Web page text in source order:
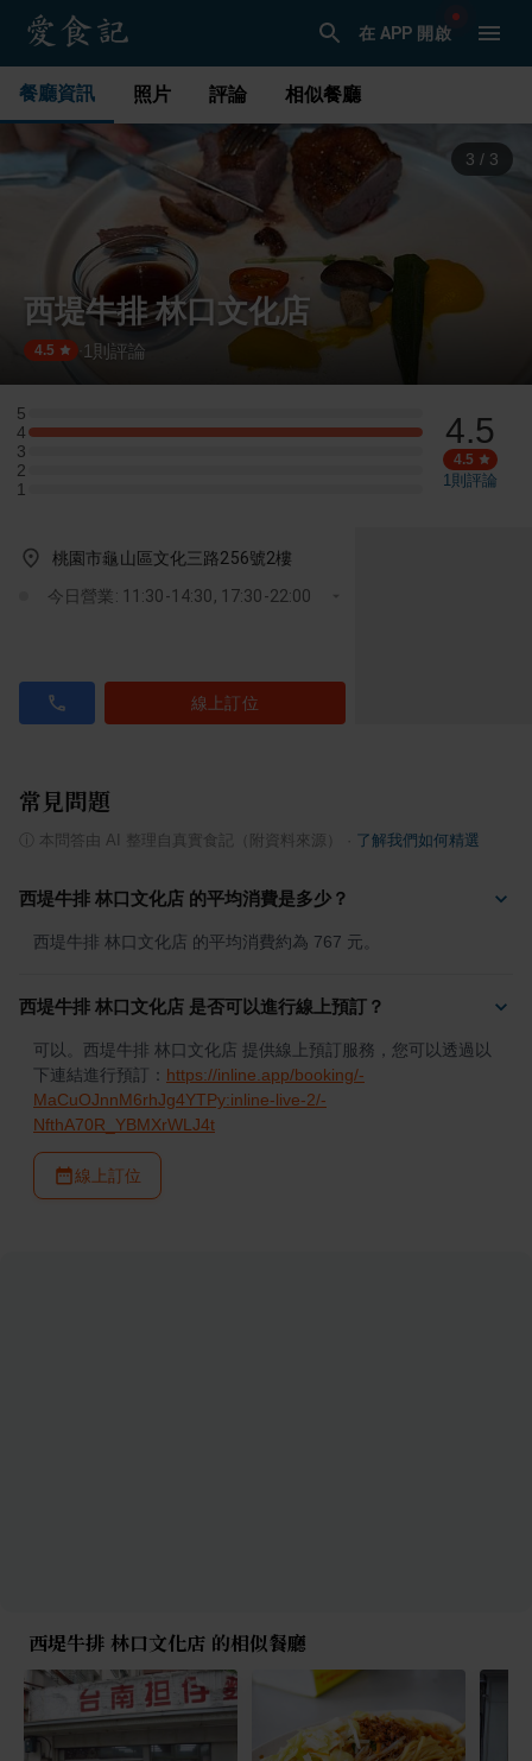
在 APP 開啟
餐廳資訊 照片 評論 相似餐廳
1 / 3
西堤牛排 林口文化店
4.5 1 則評論
5
5 星：0 則評論
4
4 星：1 則評論
3
3 星：0 則評論
2
2 星：0 則評論
1
1 星：0 則評論
4.5
4.5
1則評論
桃園市龜山區文化三路256號2樓
今日營業: 11:30-14:30, 17:30-22:00
線上訂位
常見問題
本問答由 AI 整理自真實食記（附資料來源） 了解我們如何精選
西堤牛排 林口文化店 的平均消費是多少？
西堤牛排 林口文化店 的平均消費約為 767 元。
西堤牛排 林口文化店 是否可以進行線上預訂？
可以。西堤牛排 林口文化店 提供線上預訂服務，您可以透過以
下連結進行預訂： https://inline.app/booking/-
MaCuOJnnM6rhJg4YTPy:inline-live-2/-
NfthA70R_YBMXrWLJ4t
線上訂位
西堤牛排 林口文化店 的相似餐廳